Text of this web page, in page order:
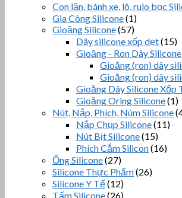
Con lăn, bánh xe, lô, rulo bọc
Gia Công Silicone(1)
Gioăng Silicone(57)
Dây silicone xốp dẹt(15)
Gioăng - Ron Dây
Gioăng (ron) dây
Gioăng (ron) dây
Gioăng Dây Silicone Xốp
Gioăng Oring Silicone(1)
Nút, Nắp, Phích, Núm Silicone
Nắp Chụp Silicone(11)
Nút Bịt Silicone(15)
Phích Cắm Silicon(16)
Ống Silicone(27)
Silicone Thực Phẩm(26)
Silicone Y Tế(12)
Tấm Silicone(26)